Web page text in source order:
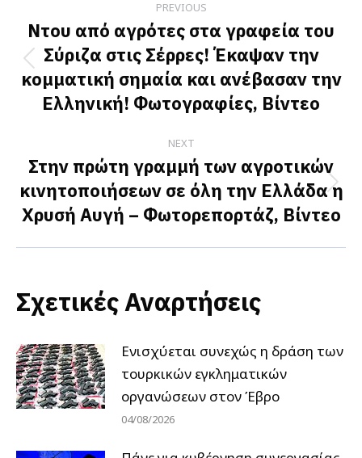
navigation
PREVIOUS
Previous
post:
Ντου από αγρότες στα γραφεία του
Σύριζα στις Σέρρες! Έκαψαν την
κομματική σημαία και ανέβασαν την
Ελληνική! Φωτογραφίες, Βίντεο
NEXT
Next
post:
Στην πρώτη γραμμή των αγροτικών
κινητοποιήσεων σε όλη την Ελλάδα η
Χρυσή Αυγή – Φωτορεπορτάζ, Βίντεο
Σχετικές Αναρτήσεις
Ενισχύεται συνεχώς η δράση των
τουρκικών εγκληματικών
οργανώσεων στον Έβρο
04/08/2026